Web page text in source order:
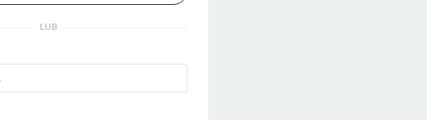
LUB